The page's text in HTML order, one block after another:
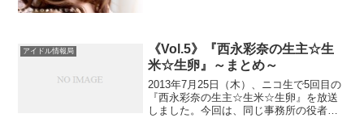
べき第１回目のオーディ...
アイドル情報局
《Vol.5》『西永彩奈の生主☆生
米☆生卵』～まとめ～
2013年7月25日（木）、ニコ生で5回目の
『西永彩奈の生主☆生米☆生卵』を放送
しました。今回は、同じ事務所の役者・